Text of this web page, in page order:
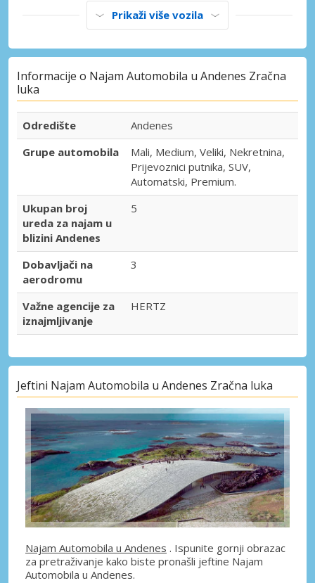
Prikaži više vozila
Informacije o Najam Automobila u Andenes Zračna
luka
Odredište
Andenes
Grupe automobila
Mali, Medium, Veliki, Nekretnina,
Prijevoznici putnika, SUV,
Automatski, Premium.
Ukupan broj
ureda za najam u
blizini Andenes
5
Dobavljači na
aerodromu
3
Važne agencije za
iznajmljivanje
HERTZ
Jeftini Najam Automobila u Andenes Zračna luka
Najam Automobila u Andenes . Ispunite gornji obrazac
za pretraživanje kako biste pronašli jeftine Najam
Automobila u Andenes.